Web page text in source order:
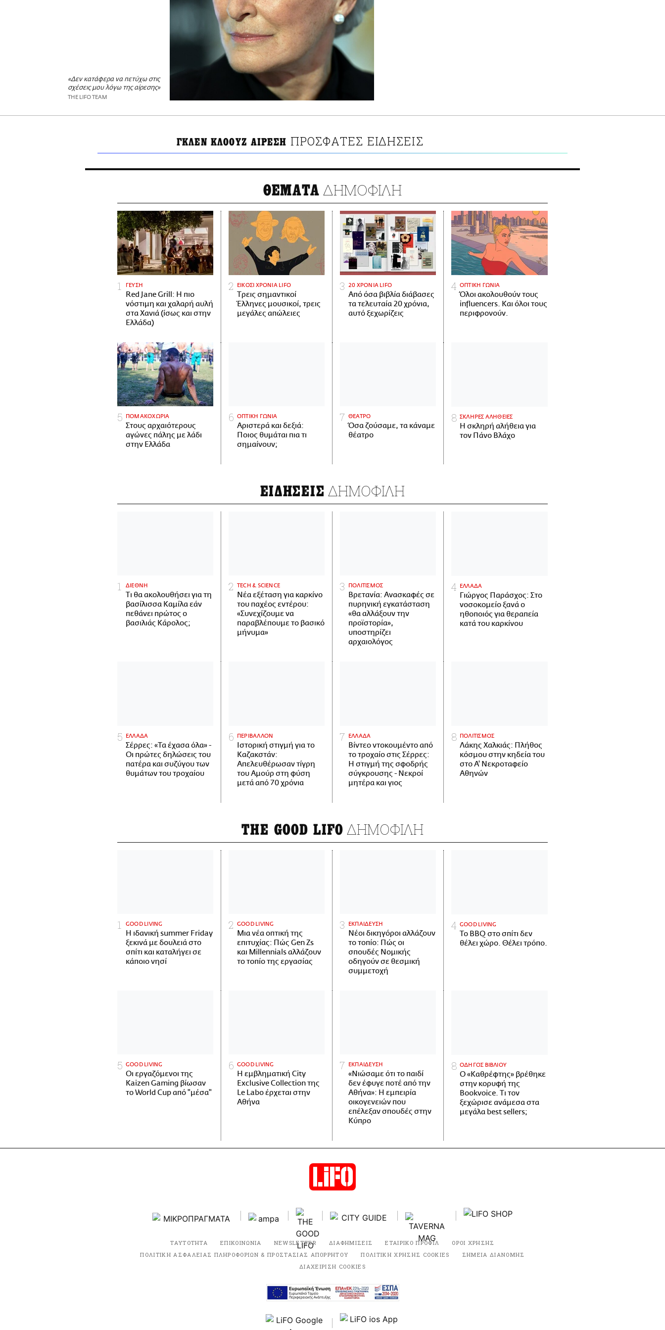
«Δεν κατάφερα να πετύχω στις
σχέσεις μου λόγω της αίρεσης»
THE LIFO TEAM
ΓΚΛΕΝ ΚΛΟΟΥΖ ΑΙΡΕΣΗ ΠΡΟΣΦΑΤΕΣ ΕΙΔΗΣΕΙΣ
ΘΕΜΑΤΑ ΔΗΜΟΦΙΛΗ
ΓΕΥΣΗ
Red Jane Grill: Η πιο
νόστιμη και χαλαρή αυλή
στα Χανιά (ίσως και στην
Ελλάδα)
ΕΙΚΟΣΙ ΧΡΟΝΙΑ LIFO
Tρεις σημαντικοί
Έλληνες μουσικοί, τρεις
μεγάλες απώλειες
20 ΧΡΟΝΙΑ LIFO
Από όσα βιβλία διάβασες
τα τελευταία 20 χρόνια,
αυτό ξεχωρίζεις
ΟΠΤΙΚΗ ΓΩΝΙΑ
Όλοι ακολουθούν τους
influencers. Και όλοι τους
περιφρονούν.
ΠΟΜΑΚΟΧΩΡΙΑ
Στους αρχαιότερους
αγώνες πάλης με λάδι
στην Ελλάδα
ΟΠΤΙΚΗ ΓΩΝΙΑ
Αριστερά και δεξιά:
Ποιος θυμάται πια τι
σημαίνουν;
ΘΕΑΤΡΟ
Όσα ζούσαμε, τα κάναμε
θέατρο
ΣΚΛΗΡΕΣ ΑΛΗΘΕΙΕΣ
H σκληρή αλήθεια για
τον Πάνο Βλάχο
ΕΙΔΗΣΕΙΣ ΔΗΜΟΦΙΛΗ
ΔΙΕΘΝΗ
Τι θα ακολουθήσει για τη
βασίλισσα Καμίλα εάν
πεθάνει πρώτος ο
βασιλιάς Κάρολος;
ΤECH & SCIENCE
Νέα εξέταση για καρκίνο
του παχέος εντέρου:
«Συνεχίζουμε να
παραβλέπουμε το βασικό
μήνυμα»
ΠΟΛΙΤΙΣΜΟΣ
Βρετανία: Ανασκαφές σε
πυρηνική εγκατάσταση
«θα αλλάξουν την
προϊστορία»,
υποστηρίζει
αρχαιολόγος
ΕΛΛΑΔΑ
Γιώργος Παράσχος: Στο
νοσοκομείο ξανά ο
ηθοποιός για θεραπεία
κατά του καρκίνου
ΕΛΛΑΔΑ
Σέρρες: «Τα έχασα όλα» -
Οι πρώτες δηλώσεις του
πατέρα και συζύγου των
θυμάτων του τροχαίου
ΠΕΡΙΒΑΛΛΟΝ
Ιστορική στιγμή για το
Καζακστάν:
Απελευθέρωσαν τίγρη
του Αμούρ στη φύση
μετά από 70 χρόνια
ΕΛΛΑΔΑ
Βίντεο ντοκουμέντο από
το τροχαίο στις Σέρρες:
Η στιγμή της σφοδρής
σύγκρουσης - Νεκροί
μητέρα και γιος
ΠΟΛΙΤΙΣΜΟΣ
Λάκης Χαλκιάς: Πλήθος
κόσμου στην κηδεία του
στο Α' Νεκροταφείο
Αθηνών
THE GOOD LIFO ΔΗΜΟΦΙΛΗ
GOOD LIVING
Η ιδανική summer Friday
ξεκινά με δουλειά στο
σπίτι και καταλήγει σε
κάποιο νησί
GOOD LIVING
Μια νέα οπτική της
επιτυχίας: Πώς Gen Zs
και Millennials αλλάζουν
το τοπίο της εργασίας
ΕΚΠΑΙΔΕΥΣΗ
Νέοι δικηγόροι αλλάζουν
το τοπίο: Πώς οι
σπουδές Νομικής
οδηγούν σε θεσμική
συμμετοχή
GOOD LIVING
Το BBQ στο σπίτι δεν
θέλει χώρο. Θέλει τρόπο.
GOOD LIVING
Οι εργαζόμενοι της
Kaizen Gaming βίωσαν
το World Cup από "μέσα"
GOOD LIVING
Η εμβληματική City
Exclusive Collection της
Le Labo έρχεται στην
Αθήνα
ΕΚΠΑΙΔΕΥΣΗ
«Νιώσαμε ότι το παιδί
δεν έφυγε ποτέ από την
Αθήνα»: Η εμπειρία
οικογενειών που
επέλεξαν σπουδές στην
Κύπρο
ΟΔΗΓΟΣ ΒΙΒΛΙΟΥ
Ο «Καθρέφτης» βρέθηκε
στην κορυφή της
Bookvoice. Τι τον
ξεχώρισε ανάμεσα στα
μεγάλα best sellers;
ΤΑΥΤΟΤΗΤΑ ΕΠΙΚΟΙΝΩΝΙΑ NEWSLETTER ΔΙΑΦΗΜΙΣΕΙΣ ΕΤΑΙΡΙΚΟ ΠΡΟΦΙΛ
ΟΡΟΙ ΧΡΗΣΗΣ
ΠΟΛΙΤΙΚΗ ΑΣΦΑΛΕΙΑΣ ΠΛΗΡΟΦΟΡΙΩΝ & ΠΡΟΣΤΑΣΙΑΣ ΑΠΟΡΡΗΤΟΥ
ΠΟΛΙΤΙΚΗ ΧΡΗΣΗΣ COOKIES
ΣΗΜΕΙΑ ΔΙΑΝΟΜΗΣ
ΔΙΑΧΕΙΡΙΣΗ COOKIES